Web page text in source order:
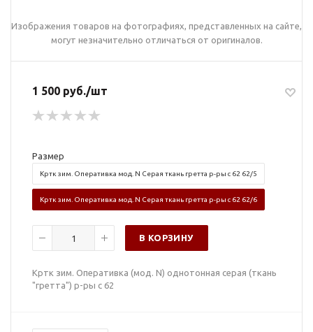
Изображения товаров на фотографиях, представленных на сайте,
могут незначительно отличаться от оригиналов.
1 500 руб./шт
Размер
Кртк зим. Оперативка мод. N Серая ткань гретта р-ры с 62 62/5
Кртк зим. Оперативка мод. N Серая ткань гретта р-ры с 62 62/6
В КОРЗИНУ
Кртк зим. Оперативка (мод. N) однотонная серая (ткань
"гретта") р-ры с 62